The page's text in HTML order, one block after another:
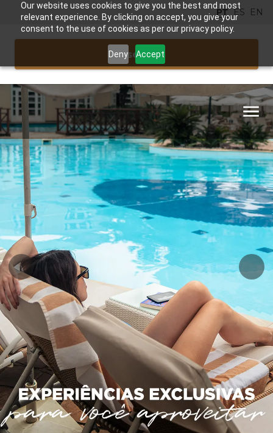
Our website uses cookies to give you the best and most
relevant experience. By clicking on accept, you give your
consent to the use of cookies as per our privacy policy.
Deny Accept
PT ES EN
Reservar